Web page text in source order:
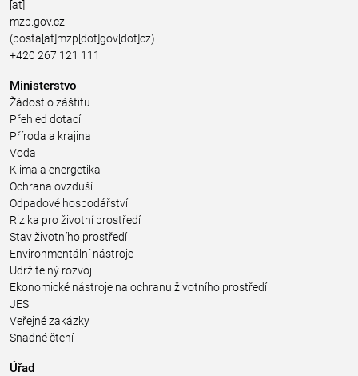
[at]
mzp.gov.cz
(posta[at]mzp[dot]gov[dot]cz)
+420 267 121 111
Ministerstvo
Žádost o záštitu
Přehled dotací
Příroda a krajina
Voda
Klima a energetika
Ochrana ovzduší
Odpadové hospodářství
Rizika pro životní prostředí
Stav životního prostředí
Environmentální nástroje
Udržitelný rozvoj
Ekonomické nástroje na ochranu životního prostředí
JES
Veřejné zakázky
Snadné čtení
Úřad